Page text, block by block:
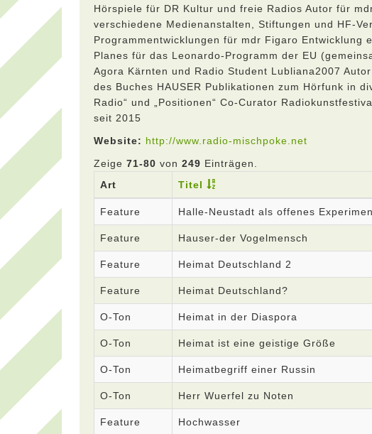
Hörspiele für DR Kultur und freie Radios Autor für
verschiedene Medienanstalten, Stiftungen und HF-
Programmentwicklungen für mdr Figaro Entwicklung
Planes für das Leonardo-Programm der EU
Agora Kärnten und Radio Student Lubliana2007
des Buches HAUSER Publikationen zum Hörfunk in
Radio“ und „Positionen“ Co-Curator
seit 2015
Website: http://www.radio-mischpoke.net
Zeige 71-80 von 249 Einträgen.
Art
Titel
Feature Halle-Neustadt als offenes
Feature Hauser-der Vogelmensch
Feature Heimat Deutschland 2
Feature Heimat Deutschland?
O-Ton Heimat in der Diaspora
O-Ton Heimat ist eine geistige Größe
O-Ton Heimatbegriff einer Russin
O-Ton Herr Wuerfel zu Noten
Feature Hochwasser